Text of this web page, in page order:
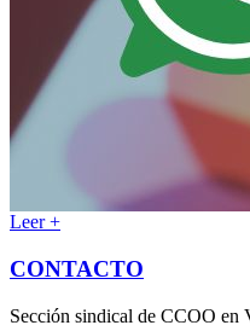
Leer +
CONTACTO
Sección sindical de CCOO en